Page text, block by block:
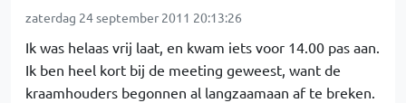
zaterdag 24 september 2011 20:13:26
Ik was helaas vrij laat, en kwam iets voor 14.00 pas aan.
Ik ben heel kort bij de meeting geweest, want de
kraamhouders begonnen al langzaamaan af te breken.